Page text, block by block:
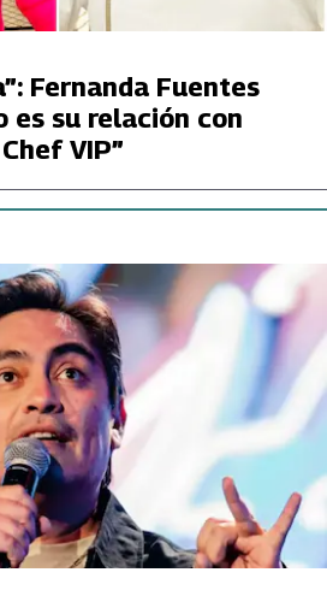
Fernanda Fuentes
es su relación con
VIP”